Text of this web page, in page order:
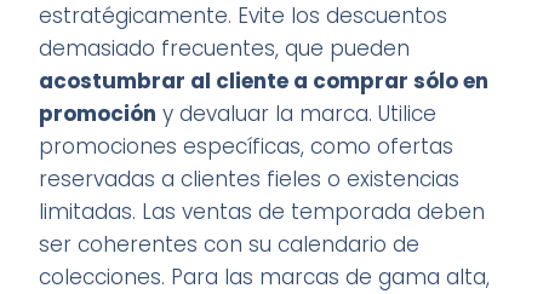
estratégicamente. Evite los descuentos
demasiado frecuentes, que pueden
acostumbrar al cliente a comprar sólo en
promoción y devaluar la marca. Utilice
promociones específicas, como ofertas
reservadas a clientes fieles o existencias
limitadas. Las ventas de temporada deben
ser coherentes con su calendario de
colecciones. Para las marcas de gama alta,